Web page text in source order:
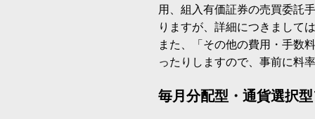
用、組入有価証券の売買委託
りますが、詳細につきまして
また、「その他の費用・手数
ったりしますので、事前に料
毎月分配型・通貨選択